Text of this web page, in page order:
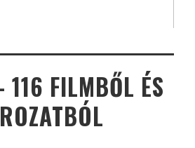
116 FILMBŐL ÉS